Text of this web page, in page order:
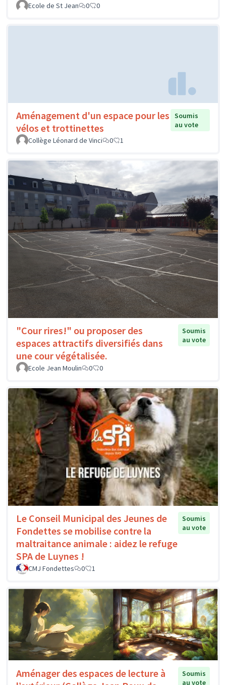
Ecole de St Jean
0 0
Aménagement d'un espace pour les
vélos et trottinettes
Soumis
au vote
Collège Léonard de Vinci
0 1
"Cour rires!" ou proposer des
espaces attractifs diversifiés dans
une cour végétalisée.
Soumis
au vote
Ecole Jean Moulin 0 0
Le Conseil Municipal des Jeunes de
Fondettes se mobilise contre la
maltraitance animale : aidez le refuge
SPA de Luynes !
Soumis
au vote
CMJ Fondettes 0 1
Aménager des espaces de lecture à
Soumis
au vote